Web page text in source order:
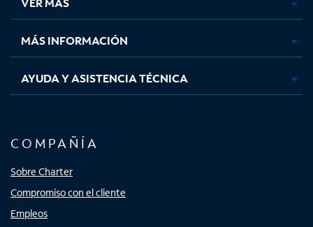
pestaña
nueva
pestaña
nueva
pestaña
nuevanueva
MÁS INFORMACIÓN
AYUDA Y ASISTENCIA TÉCNICA
COMPAÑÍA
Sobre Charter
Compromiso con el cliente
Empleos